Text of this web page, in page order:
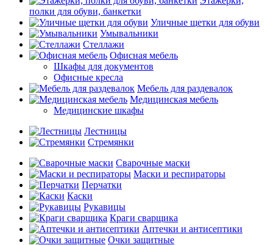
полки для обуви, банкетки
Уличные щетки для обуви
Умывальники
Стеллажи
Офисная мебель
Шкафы для документов
Офисные кресла
Мебель для раздевалок
Медицинская мебель
Медицинские шкафы
Лестницы
Стремянки
Сварочные маски
Маски и респираторы
Перчатки
Каски
Рукавицы
Краги сварщика
Аптечки и антисептики
Очки защитные